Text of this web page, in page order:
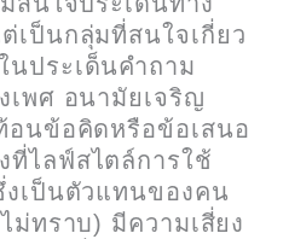
เป็นกลุ่มที่สนใจเกี่ยว
นประเด็นคำถาม
เพศ อนามัยเจริญ
อนข้อคิดหรือข้อเสนอ
ที่ไลฟ์สไตล์การใช้
เป็นตัวแทนของคน
ม่ทราบ) มีความเสี่ยง